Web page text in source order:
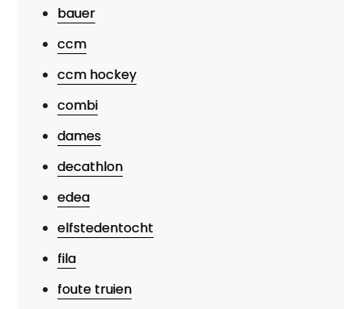
bauer
ccm
ccm hockey
combi
dames
decathlon
edea
elfstedentocht
fila
foute truien